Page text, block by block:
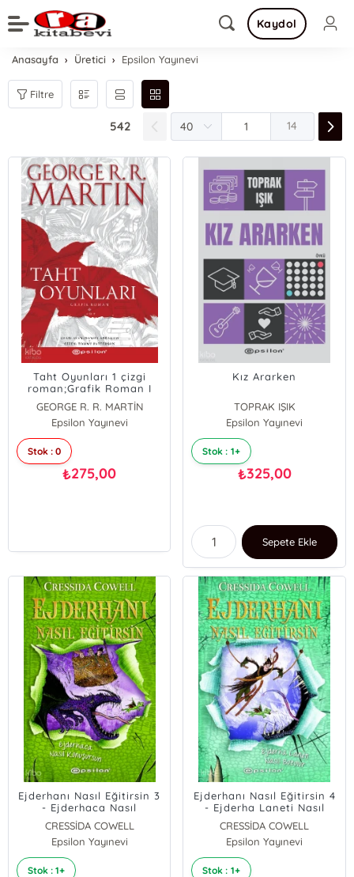
Kaydol
Anasayfa Üretici Epsilon Yayınevi
Filtre
542 14
Taht Oyunları 1 çizgi
roman;Grafik Roman I
GEORGE R. R. MARTİN
Epsilon Yayınevi
Stok : 0
₺275,00
Kız Ararken
TOPRAK IŞIK
Epsilon Yayınevi
Stok : 1+
₺325,00
Sepete Ekle
Ejderhanı Nasıl Eğitirsin 3
- Ejderhaca Nasıl
Konuşursun
CRESSİDA COWELL
Epsilon Yayınevi
Stok : 1+
Ejderhanı Nasıl Eğitirsin 4
- Ejderha Laneti Nasıl
Bozulur (Karton Kapak)
CRESSİDA COWELL
Epsilon Yayınevi
Stok : 1+